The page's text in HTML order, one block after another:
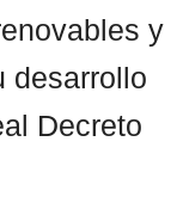
y
desarrollo
Decreto